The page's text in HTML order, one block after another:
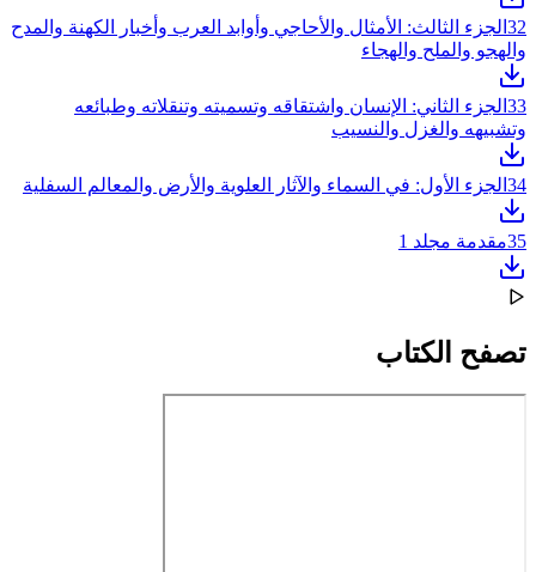
32 الجزء الثالث: الأمثال والأحاجي وأوابد العرب وأخبار الكهنة والمدح
والهجو والملح والهجاء
33 الجزء الثاني: الإنسان واشتقاقه وتسميته وتنقلاته وطبائعه
وتشبيهه والغزل والنسيب
34 الجزء الأول: في السماء والآثار العلوية والأرض والمعالم السفلية
35مقدمة مجلد 1
تصفح الكتاب